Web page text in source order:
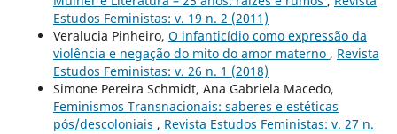
Estudos Feministas: v. 19 n. 2 (2011)
Veralucia Pinheiro, O infanticídio como expressão da
violência e negação do mito do amor materno , Revista
Estudos Feministas: v. 26 n. 1 (2018)
Simone Pereira Schmidt, Ana Gabriela Macedo,
Feminismos Transnacionais: saberes e estéticas
pós/descoloniais , Revista Estudos Feministas: v. 27 n.